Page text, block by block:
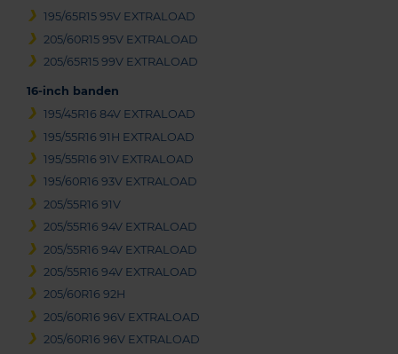
195/65R15 95V EXTRALOAD
205/60R15 95V EXTRALOAD
205/65R15 99V EXTRALOAD
16-inch banden
195/45R16 84V EXTRALOAD
195/55R16 91H EXTRALOAD
195/55R16 91V EXTRALOAD
195/60R16 93V EXTRALOAD
205/55R16 91V
205/55R16 94V EXTRALOAD
205/55R16 94V EXTRALOAD
205/55R16 94V EXTRALOAD
205/60R16 92H
205/60R16 96V EXTRALOAD
205/60R16 96V EXTRALOAD